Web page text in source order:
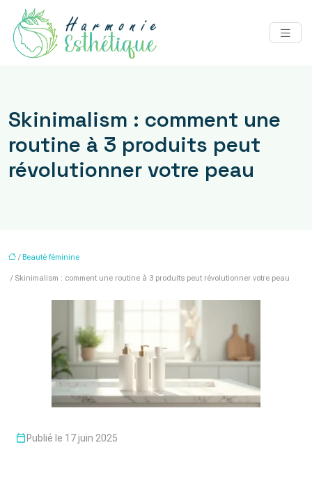
Skinimalism : comment une
routine à 3 produits peut
révolutionner votre peau
/ Beauté féminine
/ Skinimalism : comment une routine à 3 produits peut révolutionner votre peau
Publié le 17 juin 2025